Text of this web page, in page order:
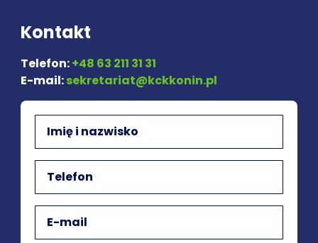
Kontakt
Telefon:+48 63 211 31 31
E-mail:sekretariat@kckkonin.pl